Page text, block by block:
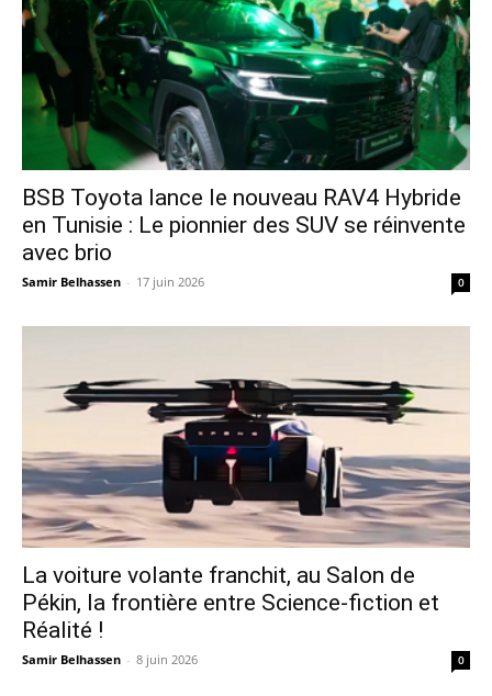
​BSB Toyota lance le nouveau RAV4 Hybride
en Tunisie : Le pionnier des SUV se réinvente
avec brio
Samir Belhassen - 17 juin 2026 0
La voiture volante franchit, au Salon de
Pékin, la frontière entre Science-fiction et
Réalité !
Samir Belhassen - 8 juin 2026 0